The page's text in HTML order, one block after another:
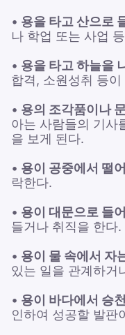
• 용을 타고 산으로
나 학업 또는 사업
• 용을 타고 하늘을
합격, 소원성취 등
• 용의 조각품이나
아는 사람들의 기사
을 보게 된다.
• 용이 공중에서 떨
락한다.
• 용이 대문으로 들
들거나 취직을 한다.
• 용이 물 속에서 자
있는 일을 관계하거
• 용이 바다에서 승
인하여 성공할 발판